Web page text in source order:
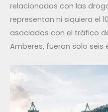
relacionados con las
representan ni siquiera el
asociados con el tráfico
Amberes, fueron solo seis